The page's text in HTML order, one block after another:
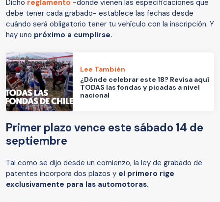
Dicho reglamento -donde vienen las especificaciones que
debe tener cada grabado- establece las fechas desde
cuándo será obligatorio tener tu vehículo con la inscripción. Y
hay uno próximo a cumplirse.
Lee También
¿Dónde celebrar este 18? Revisa aquí
TODAS las fondas y picadas a nivel
nacional
Primer plazo vence este sábado 14 de
septiembre
Tal como se dijo desde un comienzo, la ley de grabado de
patentes incorpora dos plazos y el primero rige
exclusivamente para las automotoras.